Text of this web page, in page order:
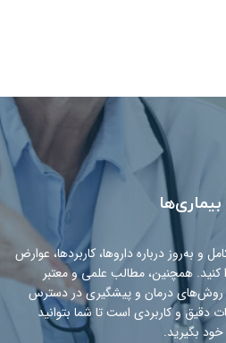
و به‌روز درباره داروها، کاربردها، عوارض
همچنین، مطالب علمی و معتبر
روش‌های درمان و پیشگیری در دسترس
دقیق و کاربردی است تا شما بتوانید
بگیرید.